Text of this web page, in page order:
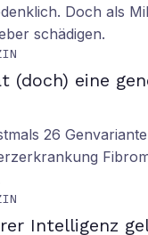
Doch als
schädigen.
(doch) eine
26
Intelligenz